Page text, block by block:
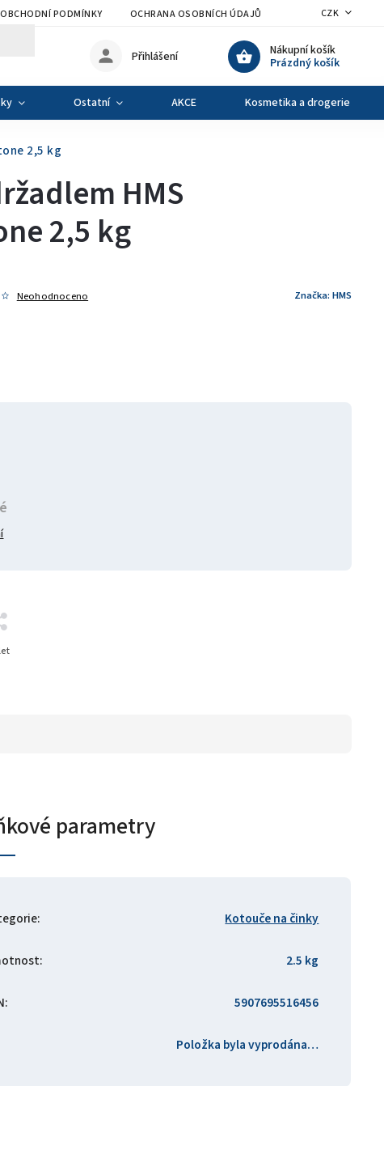
OBCHODNÍ PODMÍNKY OCHRANA OSOBNÍCH ÚDAJŮ VÝMĚNA A VRÁCENÍ
CZK
Nákupní košík
Prázdný košík
Přihlášení
Ostatní AKCE Kosmetika a drogerie
2,5 kg
HMS
2,5 kg
Neohodnoceno Značka: HMS
parametry
: Kotouče na činky
: 2.5 kg
: 5907695516456
Položka byla vyprodána…